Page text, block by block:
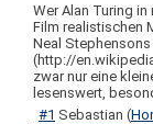
Wer Alan Turing
Film realistischen
Neal
(http://
zwar nur eine
lesenswert,
#1 Sebastian (